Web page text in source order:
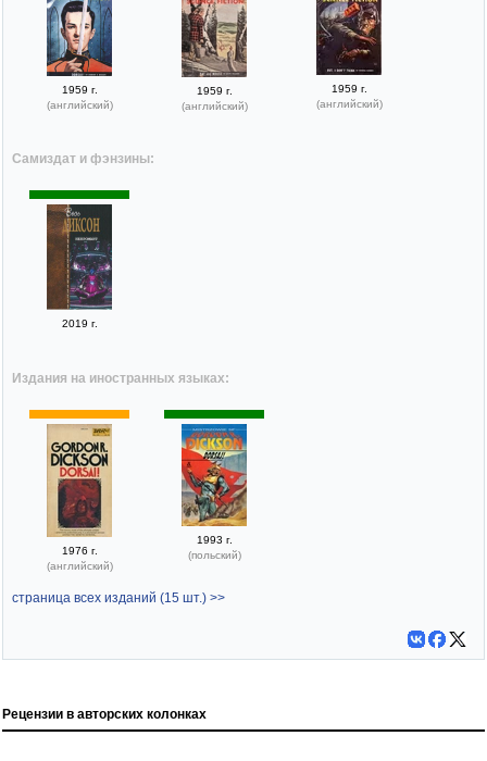
1959 г.
(английский)
1959 г.
(английский)
1959 г.
(английский)
Самиздат и фэнзины:
2019 г.
Издания на иностранных языках:
1976 г.
(английский)
1993 г.
(польский)
страница всех изданий (15 шт.) >>
Рецензии в авторских колонках